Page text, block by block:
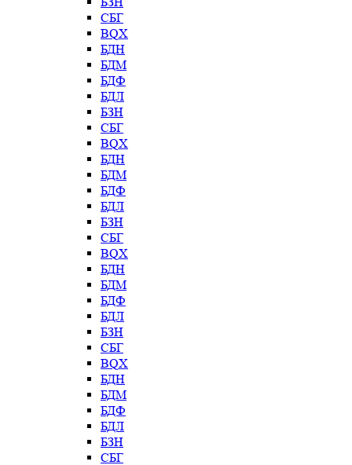
СБГ
BQX
БДН
БДМ
БДФ
БДЛ
БЗН
СБГ
BQX
БДН
БДМ
БДФ
БДЛ
БЗН
СБГ
BQX
БДН
БДМ
БДФ
БДЛ
БЗН
СБГ
BQX
БДН
БДМ
БДФ
БДЛ
БЗН
СБГ